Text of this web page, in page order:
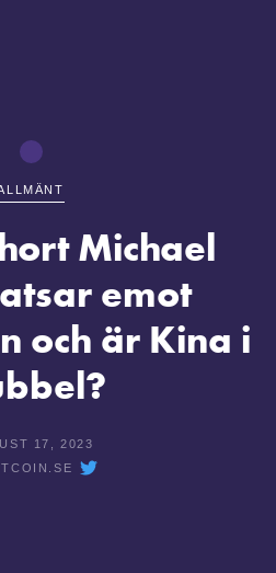
Michael
emot
och är Kina i
17, 2023